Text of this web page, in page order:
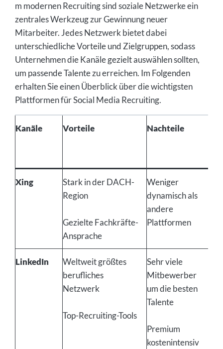
m modernen Recruiting sind soziale Netzwerke ein
zentrales Werkzeug zur Gewinnung neuer
Mitarbeiter. Jedes Netzwerk bietet dabei
unterschiedliche Vorteile und Zielgruppen, sodass
Unternehmen die Kanäle gezielt auswählen sollten,
um passende Talente zu erreichen. Im Folgenden
erhalten Sie einen Überblick über die wichtigsten
Plattformen für Social Media Recruiting.
Kanäle Vorteile Nachteile
Xing
Stark in der DACH-
Region
Gezielte Fachkräfte-
Ansprache
Weniger
dynamisch als
andere
Plattformen
LinkedIn
Weltweit größtes
berufliches
Netzwerk
Top-Recruiting-Tools
Sehr viele
Mitbewerber
um die besten
Talente
Premium
kostenintensiv